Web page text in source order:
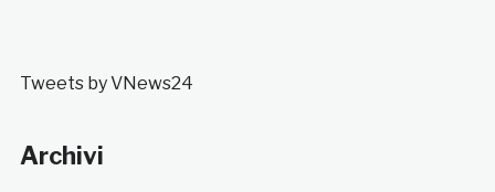
Tweets by VNews24
Archivi